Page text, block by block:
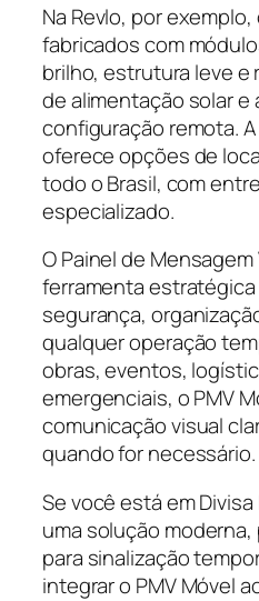
Na Revlo, por exemplo,
fabricados com
brilho, estrutura leve
de alimentação solar
configuração remota.
oferece opções de
todo o Brasil, com
especializado.
O Painel de
ferramenta estratégica
segurança,
qualquer operação
obras, eventos,
emergenciais, o PMV
comunicação visual
quando for necessário.
Se você está em Divisa
uma solução
para sinalização
integrar o PMV Móvel